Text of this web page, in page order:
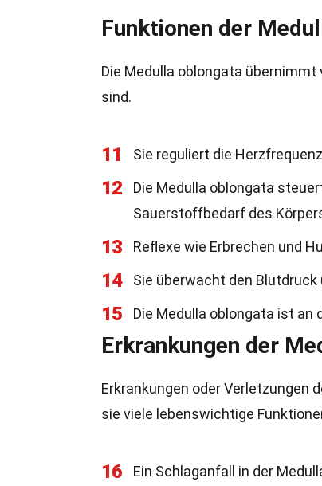
Funktionen der
Die Medulla oblongata
sind.
11 Sie reguliert die
12
Die Medulla oblongata
Sauerstoffbedarf des
13 Reflexe wie Erbrechen und
14 Sie überwacht den
15 Die Medulla oblongata ist an
Erkrankungen der
Erkrankungen oder Verletzungen
sie viele lebenswichtige
16
Ein Schlaganfall in der